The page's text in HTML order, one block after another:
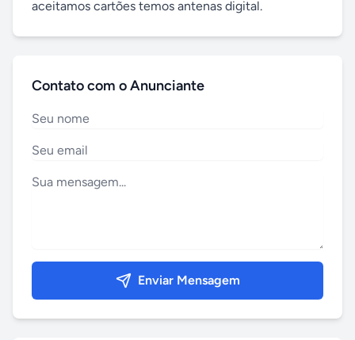
aceitamos cartões temos antenas digital.
Contato com o Anunciante
Enviar Mensagem